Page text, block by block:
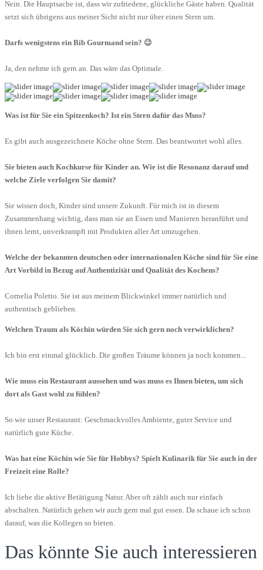
Nein. Die Hauptsache ist, dass wir zufriedene, glückliche Gäste haben. Qualität
setzt sich übrigens aus meiner Sicht nicht nur über einen Stern um.
Darfs wenigstens ein Bib Gourmand sein? 😉
Ja, den nehme ich gern an. Das wäre das Optimale.
Was ist für Sie ein Spitzenkoch? Ist ein Stern dafür das Muss?
Es gibt auch ausgezeichnete Köche ohne Stern. Das beantwortet wohl alles.
Sie bieten auch Kochkurse für Kinder an. Wie ist die Resonanz darauf und
welche Ziele verfolgen Sie damit?
Sie wissen doch, Kinder sind unsere Zukunft. Für mich ist in diesem
Zusammenhang wichtig, dass man sie an Essen und Manieren heranführt und
ihnen lernt, unverkrampft mit Produkten aller Art umzugehen.
Welche der bekannten deutschen oder internationalen Köche sind für Sie eine
Art Vorbild in Bezug auf Authentizität und Qualität des Kochens?
Cornelia Poletto. Sie ist aus meinem Blickwinkel immer natürlich und
authentisch geblieben.
Welchen Traum als Köchin würden Sie sich gern noch verwirklichen?
Ich bin erst einmal glücklich. Die großen Träume können ja noch kommen...
Wie muss ein Restaurant aussehen und was muss es Ihnen bieten, um sich
dort als Gast wohl zu fühlen?
So wie unser Restaurant: Geschmackvolles Ambiente, guter Service und
natürlich gute Küche.
Was hat eine Köchin wie Sie für Hobbys? Spielt Kulinarik für Sie auch in der
Freizeit eine Rolle?
Ich liebe die aktive Betätigung Natur. Aber oft zählt auch nur einfach
abschalten. Natürlich gehen wir auch gern mal gut essen. Da schaue ich schon
darauf, was die Kollegen so bieten.
Das könnte Sie auch interessieren